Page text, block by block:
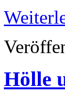
Hölle